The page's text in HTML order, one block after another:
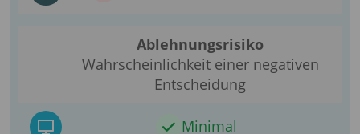
Ablehnungsrisiko
Wahrscheinlichkeit einer negativen
Entscheidung
Minimal